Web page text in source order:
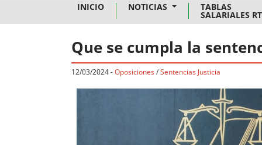
INICIO NOTICIAS TABLAS
SALARIALES
Que se cumpla la
12/03/2024-Oposiciones/Sentencias Justicia